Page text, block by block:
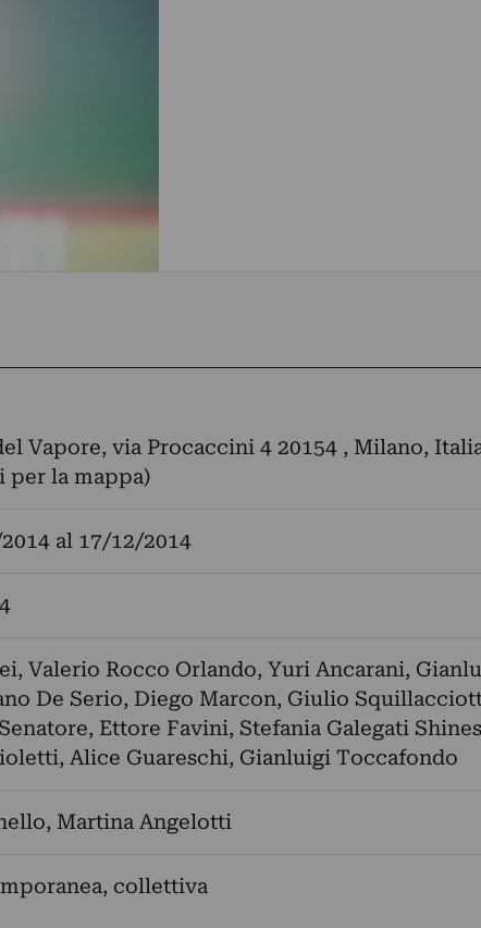
Vapore, via Procaccini 4 20154 , Milano,
per la mappa)
al 17/12/2014
, Valerio Rocco Orlando, Yuri Ancarani,
De Serio, Diego Marcon, Giulio
, Ettore Favini, Stefania Galegati Shines
, Alice Guareschi, Gianluigi Toccafondo
, Martina Angelotti
collettiva